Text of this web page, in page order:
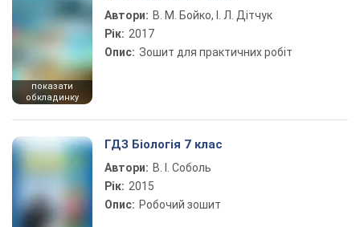
показати
обкладинку
Автори: В. М. Бойко, І. Л. Дітчук
Рік: 2017
Опис: Зошит для практичних робіт
ГДЗ Біологія 7 клас
Автори: В. І. Соболь
Рік: 2015
Опис: Робочий зошит